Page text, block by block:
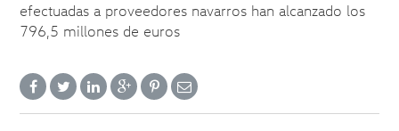
efectuadas a proveedores navarros han alcanzado los
796,5 millones de euros